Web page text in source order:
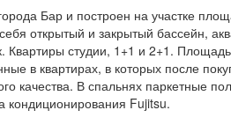
Бар и построен на участке
открытый и закрытый бассейн,
Квартиры студии, 1+1 и 2+1.
в квартирах, в которых после
качества. В спальнях паркетные
кондиционирования Fujitsu.